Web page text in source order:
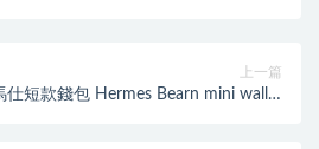
上一篇
仕短款錢包 Hermes Bearn mini wallet